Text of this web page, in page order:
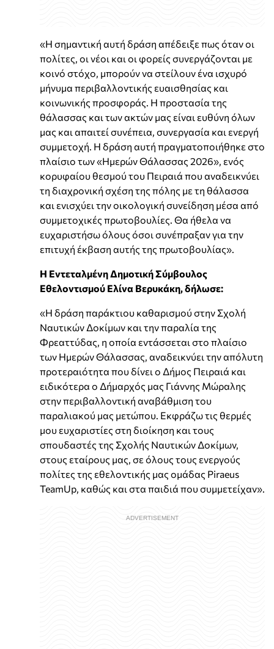
«Η σημαντική αυτή δράση απέδειξε πως όταν οι
πολίτες, οι νέοι και οι φορείς συνεργάζονται με
κοινό στόχο, μπορούν να στείλουν ένα ισχυρό
μήνυμα περιβαλλοντικής ευαισθησίας και
κοινωνικής προσφοράς. Η προστασία της
θάλασσας και των ακτών μας είναι ευθύνη όλων
μας και απαιτεί συνέπεια, συνεργασία και ενεργή
συμμετοχή. Η δράση αυτή πραγματοποιήθηκε στο
πλαίσιο των «Ημερών Θάλασσας 2026», ενός
κορυφαίου θεσμού του Πειραιά που αναδεικνύει
τη διαχρονική σχέση της πόλης με τη θάλασσα
και ενισχύει την οικολογική συνείδηση μέσα από
συμμετοχικές πρωτοβουλίες. Θα ήθελα να
ευχαριστήσω όλους όσοι συνέπραξαν για την
επιτυχή έκβαση αυτής της πρωτοβουλίας».
Η Εντεταλμένη Δημοτική Σύμβουλος
Εθελοντισμού Ελίνα Βερυκάκη, δήλωσε:
«Η δράση παράκτιου καθαρισμού στην Σχολή
Ναυτικών Δοκίμων και την παραλία της
Φρεαττύδας, η οποία εντάσσεται στο πλαίσιο
των Ημερών Θάλασσας, αναδεικνύει την απόλυτη
προτεραιότητα που δίνει ο Δήμος Πειραιά και
ειδικότερα ο Δήμαρχός μας Γιάννης Μώραλης
στην περιβαλλοντική αναβάθμιση του
παραλιακού μας μετώπου. Εκφράζω τις θερμές
μου ευχαριστίες στη διοίκηση και τους
σπουδαστές της Σχολής Ναυτικών Δοκίμων,
στους εταίρους μας, σε όλους τους ενεργούς
πολίτες της εθελοντικής μας ομάδας Piraeus
TeamUp, καθώς και στα παιδιά που συμμετείχαν».